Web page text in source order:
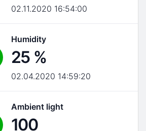
02.11.2020 16:54:00
Humidity
25 %
02.04.2020 14:59:20
Ambient light
100